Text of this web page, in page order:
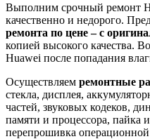
Выполним срочный ремонт
качественно и недорого.
ремонта по цене – с
копией высокого качества.
Huawei после попадания
Осуществляем ремонтные
стекла, дисплея,
частей, звуковых кодеков,
памяти и процессора, пайка
перепрошивка